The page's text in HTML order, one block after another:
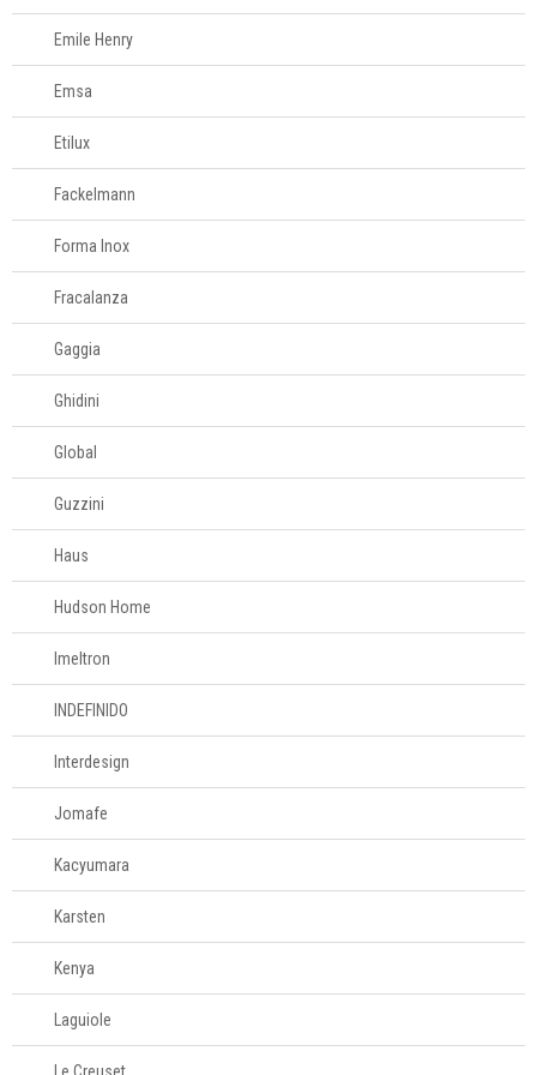
Tesouras de
alimentos
Acessórios para
organizar
Acessórios para
servir
Churrasco
Linha infantil
Panelas
Mesa
Cama e banho
Móveis
Decoração
Login
Criar conta
Pesquisar Lista
Conosco
61
996581061
Emile Henry
Emsa
Etilux
Fackelmann
Forma Inox
Fracalanza
Gaggia
Ghidini
Global
Guzzini
Haus
Hudson Home
Imeltron
INDEFINIDO
Interdesign
Jomafe
Kacyumara
Karsten
Kenya
Laguiole